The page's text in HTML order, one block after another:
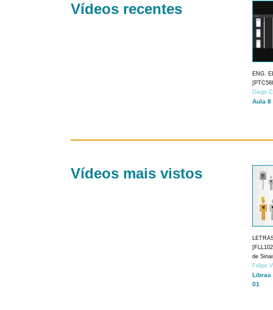
Vídeos recentes
ENG.
Diego
Aula 8
Vídeos mais vistos
de
Felipe
Libras
01